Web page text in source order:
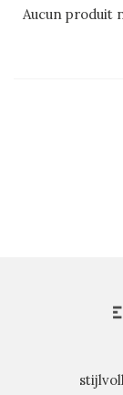
Aucun produit